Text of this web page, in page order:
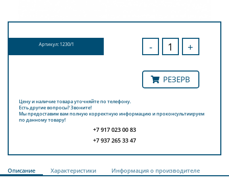
Артикул: 1230/1 - +
РЕЗЕРВ
Цену и наличие товара уточняйте по телефону.
Есть другие вопросы? Звоните!
Мы предоставим вам полную корректную информацию и проконсультиируем
по данному товару!
+7 917 023 00 83
+7 937 265 33 47
Описание Характеристики Информация о производителе